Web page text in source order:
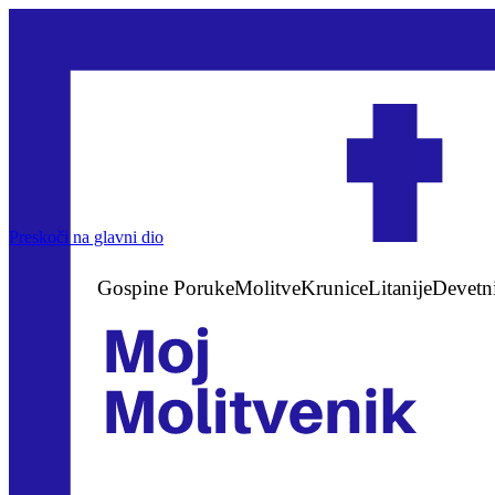
Preskoči na glavni dio
Gospine PorukeMolitveKruniceLitanije